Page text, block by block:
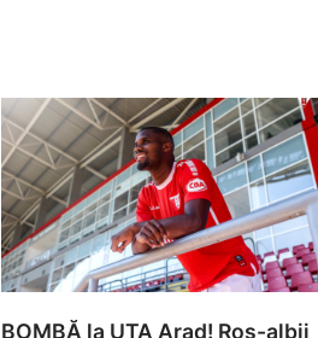
BOMBĂ la UTA Arad! Roș-albii